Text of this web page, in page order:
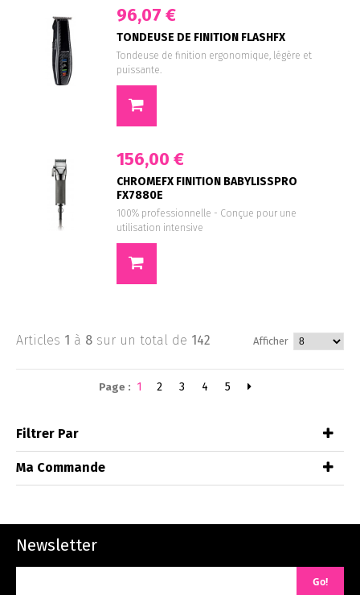
96,07 €
TONDEUSE DE FINITION FLASHFX
Tondeuse de finition ergonomique, légère et
puissante.
156,00 €
CHROMEFX FINITION BABYLISSPRO
FX7880E
100% professionnelle - Conçue pour une
utilisation intensive
Articles 1 à 8sur un total de 142 Afficher
Page : 1 2 3 4 5
Filtrer Par
Ma Commande
Newsletter
Go!